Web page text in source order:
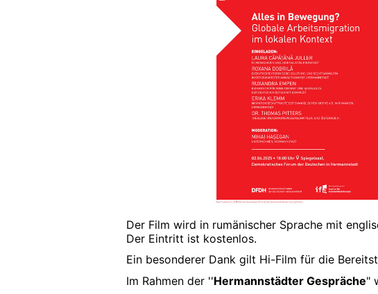
Der Film wird in rumänischer Sprache mit
Der Eintritt ist kostenlos.
Ein besonderer Dank gilt Hi-Film für die
Im Rahmen der ''Hermannstädter Gespräche"